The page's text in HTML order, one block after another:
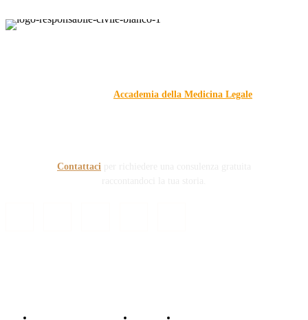
Accademia della Medicina Legale
Contattaci